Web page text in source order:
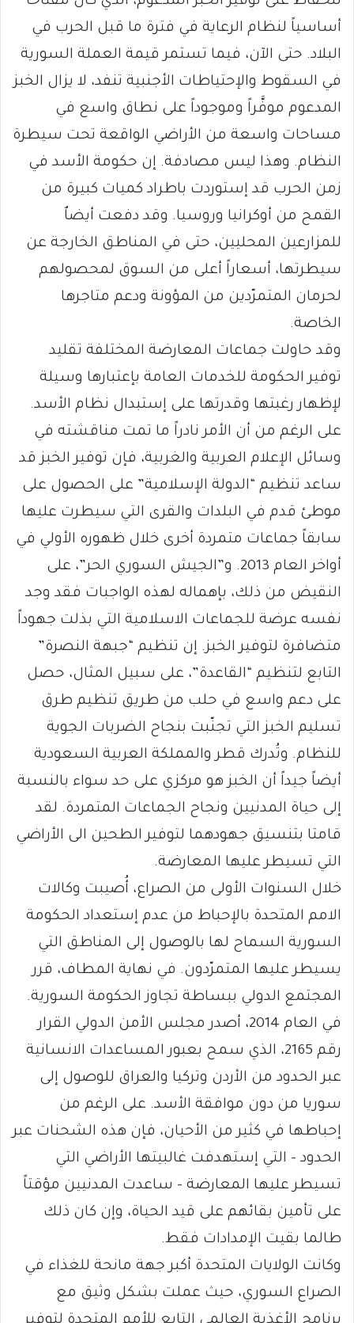
أساسياً لنظام الرعاية في فترة ما قبل الحرب في
البلاد. حتى الآن، فيما تستمر قيمة العملة السورية
في السقوط والإحتياطات الأجنبية تنفد، لا يزال الخبز
المدعوم موفَّراً وموجوداً على نطاق واسع في
مساحات واسعة من الأراضي الواقعة تحت سيطرة
النظام. وهذا ليس مصادفة. إن حكومة الأسد في
زمن الحرب قد إستوردت باطراد كميات كبيرة من
القمح من أوكرانيا وروسيا. وقد دفعت أيضاٌ
للمزارعين المحليين، حتى في المناطق الخارجة عن
سيطرتها، أسعاراً أعلى من السوق لمحصولهم
لحرمان المتمرّدين من المؤونة ودعم متاجرها
الخاصة.
وقد حاولت جماعات المعارضة المختلفة تقليد
توفير الحكومة للخدمات العامة بإعتبارها وسيلة
لإظهار رغبتها وقدرتها على إستبدال نظام الأسد.
على الرغم من أن الأمر نادراً ما تمت مناقشته في
وسائل الإعلام العربية والغربية، فإن توفير الخبز قد
ساعد تنظيم “الدولة الإسلامية” على الحصول على
موطئ قدم في البلدات والقرى التي سيطرت عليها
سابقاً جماعات متمردة أخرى خلال ظهوره الأولي في
أواخر العام 2013. و”الجيش السوري الحر”، على
النقيض من ذلك، بإهماله لهذه الواجبات فقد وجد
نفسه عرضة للجماعات الاسلامية التي بذلت جهوداً
متضافرة لتوفير الخبز. إن تنظيم “جبهة النصرة”
التابع لتنظيم “القاعدة”، على سبيل المثال، حصل
على دعم واسع في حلب من طريق تنظيم طرق
تسليم الخبز التي تجنّبت بنجاح الضربات الجوية
للنظام. وتُدرك قطر والمملكة العربية السعودية
أيضاً جيداً أن الخبز هو مركزي على حد سواء بالنسبة
إلى حياة المدنيين ونجاح الجماعات المتمردة. لقد
قامتا بتنسيق جهودهما لتوفير الطحين الى الأراضي
التي تسيطر عليها المعارضة.
خلال السنوات الأولى من الصراع، أُصيبت وكالات
الامم المتحدة بالإحباط من عدم إستعداد الحكومة
السورية السماح لها بالوصول إلى المناطق التي
يسيطر عليها المتمرّدون. في نهاية المطاف، قرر
المجتمع الدولي ببساطة تجاوز الحكومة السورية.
في العام 2014، أصدر مجلس الأمن الدولي القرار
رقم 2165، الذي سمح بعبور المساعدات الانسانية
عبر الحدود من الأردن وتركيا والعراق للوصول إلى
سوريا من دون موافقة الأسد. على الرغم من
إحباطها في كثير من الأحيان، فإن هذه الشحنات عبر
الحدود – التي إستهدفت غالبيتها الأراضي التي
تسيطر عليها المعارضة – ساعدت المدنيين مؤقتاً
على تأمين بقائهم على قيد الحياة، وإن كان ذلك
طالما بقيت الإمدادات فقط.
وكانت الولايات المتحدة أكبر جهة مانحة للغذاء في
الصراع السوري، حيث عملت بشكل وثيق مع